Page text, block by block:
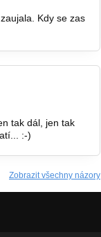
Kdy se zas
tak dál, jen tak
:-)
Zobrazit všechny názory